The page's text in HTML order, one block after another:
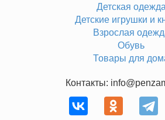
Детская одежда
Детские игрушки и
Взрослая
Обувь
Товары для
Контакты: